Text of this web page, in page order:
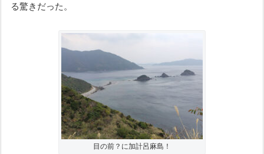
る驚きだった。
目の前？に加計呂麻島！